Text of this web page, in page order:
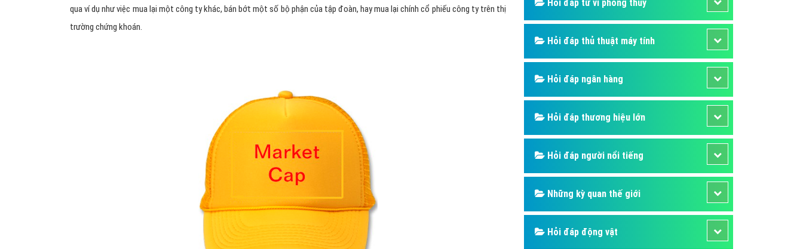
Dịch vụ quảng cáo Youtube
Thiết kế ứng dụng
Quảng cáo Cốc Cốc hiệu quả
Quảng cáo Zalo chuyên nghiệp
Định nghĩa
qua ví dụ như việc mua lại một công ty khác, bán bớt một số bộ phận của tập đoàn, hay mua lại chính cổ phiếu công ty trên thị
trường chứng khoán.
Hỏi đáp tử vi phong thủy
Hỏi đáp thủ thuật máy tính
Hỏi đáp ngân hàng
Hỏi đáp thương hiệu lớn
Hỏi đáp người nổi tiếng
Những kỳ quan thế giới
Hỏi đáp động vật